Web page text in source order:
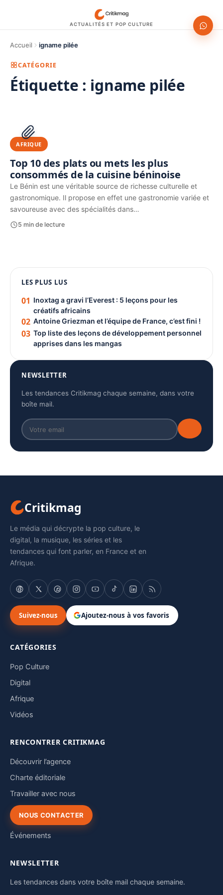
ACTUALITÉS ET POP CULTURE
Accueil igname pilée
CATÉGORIE
Étiquette : igname pilée
PUBLICITÉ
AFRIQUE
Top 10 des plats ou mets les plus
consommés de la cuisine béninoise
Le Bénin est une véritable source de richesse culturelle et
gastronomique. Il propose en effet une gastronomie variée et
savoureuse avec des spécialités dans…
5 min de lecture
PUBLICITÉ
LES PLUS LUS
01 Inoxtag a gravi l’Everest : 5 leçons pour les
créatifs africains
02 Antoine Griezman et l’équipe de France, c’est fini !
03 Top liste des leçons de développement personnel
apprises dans les mangas
NEWSLETTER
Les tendances Critikmag chaque semaine, dans votre
boîte mail.
Critikmag
Le média qui décrypte la pop culture, le
digital, la musique, les séries et les
tendances qui font parler, en France et en
Afrique.
Suivez-nous Ajoutez-nous à vos favoris
CATÉGORIES
Pop Culture
Digital
Afrique
Vidéos
RENCONTRER CRITIKMAG
Découvrir l’agence
Charte éditoriale
Travailler avec nous
NOUS CONTACTER
Événements
NEWSLETTER
Les tendances dans votre boîte mail chaque semaine.